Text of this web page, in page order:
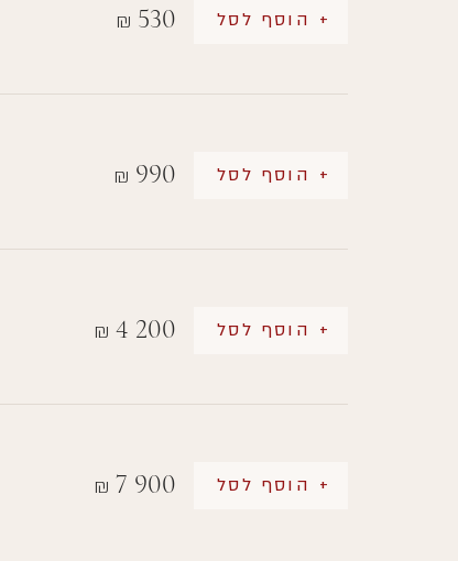
₪ 530 + הוסף לסל
₪ 990 + הוסף לסל
₪ 4 200 + הוסף לסל
₪ 7 900 + הוסף לסל